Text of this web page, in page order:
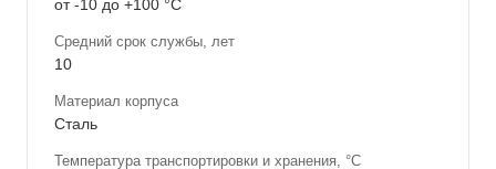
от -10 до +100 °С
Средний срок службы, лет
10
Материал корпуса
Сталь
Температура транспортировки и хранения, °С